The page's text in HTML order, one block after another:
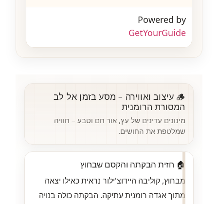
Powered by
GetYourGuide
🪵 עיצוב ואווירה – מסע בזמן אל לב
המסורת הרומנית
מינונים עדינים של עץ, אור חם וטבע – חוויה
שמלטפת את החושים.
🏠 חזית הבקתה והקסם שבחוץ
מבחוץ, קוליבה היידוצ'ילור נראית כאילו יצאה
מתוך אגדה רומנית עתיקה. הבקתה כולה בנויה